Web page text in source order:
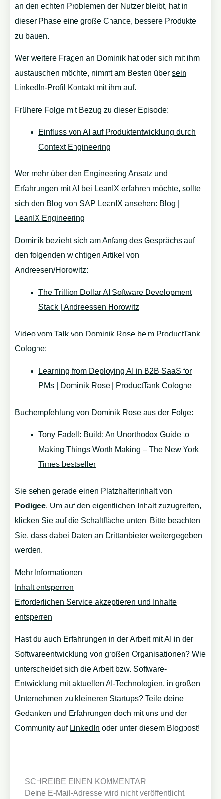
an den echten Problemen der Nutzer bleibt, hat in
dieser Phase eine große Chance, bessere Produkte
zu bauen.
Wer weitere Fragen an Dominik hat oder sich mit ihm
austauschen möchte, nimmt am Besten über sein
LinkedIn-Profil
Kontakt mit ihm auf.
Frühere Folge mit Bezug zu dieser Episode:
Einfluss von AI auf Produktentwicklung durch
Context Engineering
Wer mehr über den Engineering Ansatz und
Erfahrungen mit AI bei LeanIX erfahren möchte, sollte
sich den Blog von SAP LeanIX ansehen: Blog |
LeanIX Engineering
Dominik bezieht sich am Anfang des Gesprächs auf
den folgenden wichtigen Artikel von
Andreesen/Horowitz:
The Trillion Dollar AI Software Development
Stack | Andreessen Horowitz
Video vom Talk von Dominik Rose beim ProductTank
Cologne:
Learning from Deploying AI in B2B SaaS for
PMs | Dominik Rose | ProductTank Cologne
Buchempfehlung von Dominik Rose aus der Folge:
Tony Fadell: Build: An Unorthodox Guide to
Making Things Worth Making – The New York
Times bestseller
Sie sehen gerade einen Platzhalterinhalt von
Podigee. Um auf den eigentlichen Inhalt zuzugreifen,
klicken Sie auf die Schaltfläche unten. Bitte beachten
Sie, dass dabei Daten an Drittanbieter weitergegeben
werden.
Mehr Informationen
Inhalt entsperren
Erforderlichen Service akzeptieren und Inhalte
entsperren
Hast du auch Erfahrungen in der Arbeit mit AI in der
Softwareentwicklung von großen Organisationen? Wie
unterscheidet sich die Arbeit bzw. Software-
Entwicklung mit aktuellen AI-Technologien, in großen
Unternehmen zu kleineren Startups? Teile deine
Gedanken und Erfahrungen doch mit uns und der
Community auf LinkedIn oder unter diesem Blogpost!
SCHREIBE EINEN KOMMENTAR
Deine E-Mail-Adresse wird nicht veröffentlicht.